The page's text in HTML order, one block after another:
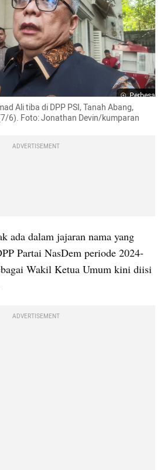
Perbesar
Ali tiba di DPP PSI, Tanah Abang,
6). Foto: Jonathan Devin/kumparan
ADVERTISEMENT
ada dalam jajaran nama yang
Partai NasDem periode 2024-
Wakil Ketua Umum kini diisi
ADVERTISEMENT